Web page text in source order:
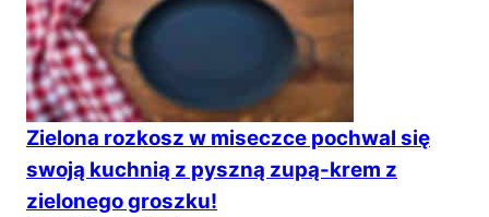
Zielona rozkosz w miseczce pochwal się
swoją kuchnią z pyszną zupą-krem z
zielonego groszku!